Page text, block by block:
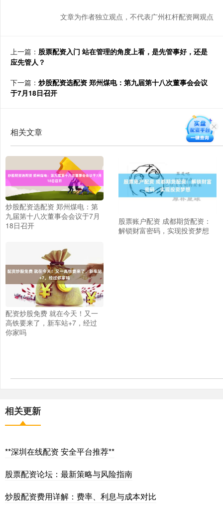
文章为作者独立观点，不代表广州杠杆配资网观点
上一篇： 股票配资入门 站在管理的角度上看，是先管事好，还是
应先管人？
下一篇： 炒股配资选配资 郑州煤电：第九届第十八次董事会会议
于7月18日召开
相关文章
炒股配资选配资 郑州煤电：第
九届第十八次董事会会议于7月
18日召开
股票账户配资 成都期货配资：
解锁财富密码，实现投资梦想
配资炒股免费 就在今天！又一
高铁要来了，新车站+7，经过
你家吗
相关更新
**深圳在线配资 安全平台推荐**
股票配资论坛：最新策略与风险指南
炒股配资费用详解：费率、利息与成本对比